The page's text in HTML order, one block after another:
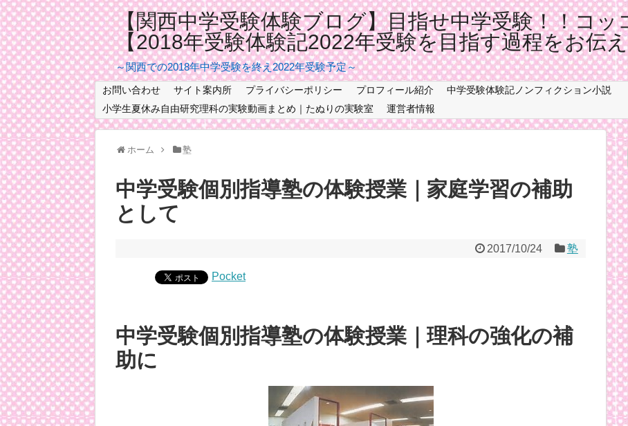
【関西中学受験体験ブログ】目指せ中学受験！！コッ
【2018年受験体験記2022年受験を目指す過程をお伝
～関西での2018年中学受験を終え2022年受験予定～
お問い合わせ サイト案内所 プライバシーポリシー プロフィール紹介
中学受験体験記ノンフィクション小説
小学生夏休み自由研究理科の実験動画まとめ｜たぬりの実験室
運営者情報
ホーム 塾
中学受験個別指導塾の体験授業｜家庭学習の補助
として
2017/10/24 塾
Pocket
中学受験個別指導塾の体験授業｜理科の強化の補
助に